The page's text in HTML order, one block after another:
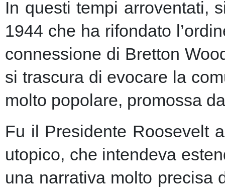
In questi tempi arroventati,
1944 che ha rifondato
connessione di Bretton
si trascura di evocare la
molto popolare, promossa
Fu il Presidente Roosevelt
utopico, che intendeva
una narrativa molto precisa